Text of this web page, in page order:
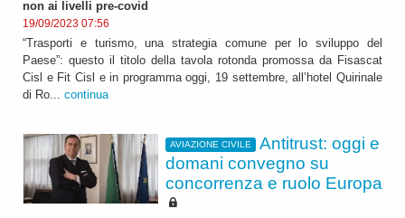
non ai livelli pre-covid
19/09/2023 07:56
“Trasporti e turismo, una strategia comune per lo sviluppo del
Paese”: questo il titolo della tavola rotonda promossa da Fisascat
Cisl e Fit Cisl e in programma oggi, 19 settembre, all’hotel Quirinale
di Ro... continua
AVIAZIONE CIVILE
Antitrust: oggi e
domani convegno su
concorrenza e ruolo Europa